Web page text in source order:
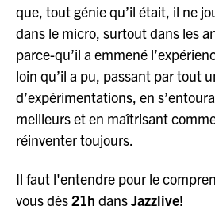
que, tout génie qu’il était, il ne
dans le micro, surtout dans les
parce-qu’il a emmené
loin qu’il a pu, passant par tout
d’expérimentations, en
meilleurs et en maîtrisant
réinventer toujours.
Il faut l'entendre pour le
vous dès 21h dansJazzlive!